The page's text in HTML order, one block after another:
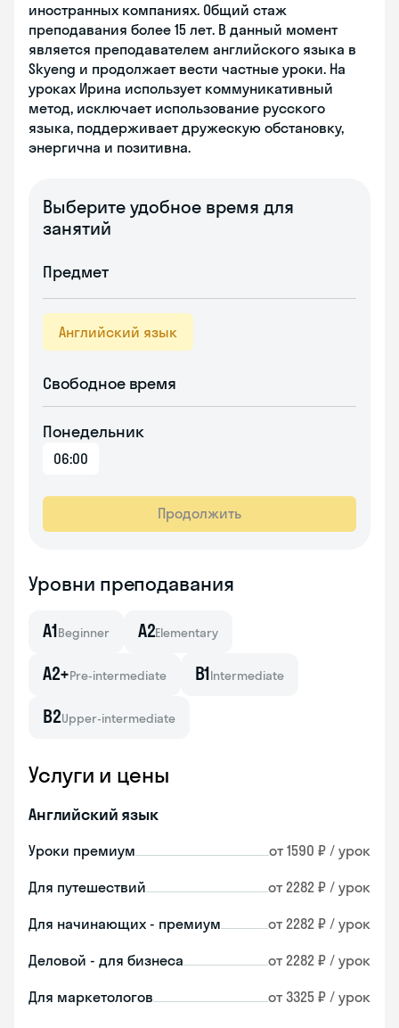
иностранных компаниях. Общий стаж
преподавания более 15 лет. В данный момент
является преподавателем английского языка в
Skyeng и продолжает вести частные уроки. На
уроках Ирина использует коммуникативный
метод, исключает использование русского
языка, поддерживает дружескую обстановку,
энергична и позитивна.
Выберите удобное время для
занятий
Предмет
Английский язык
Свободное время
Понедельник
06:00
Продолжить
Уровни преподавания
A1Beginner A2Elementary
A2+Pre-intermediate B1Intermediate
B2Upper-intermediate
Услуги и цены
Английский язык
Уроки премиум от 1590 ₽ / урок
Для путешествий от 2282 ₽ / урок
Для начинающих - премиум от 2282 ₽ / урок
Деловой - для бизнеса от 2282 ₽ / урок
Для маркетологов от 3325 ₽ / урок